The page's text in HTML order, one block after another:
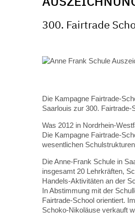
300. Fairtrade
Die Kampagne Fairtrade-
Saarlouis zur 300.
Was 2012 in Nordrhein-
Die Kampagne Fairtrade-
wesentlichen
Die Anne-Frank Schule in
insgesamt 20 Lehrkräften,
Handels-Aktivitäten an der
In Abstimmung mit der
Fairtrade-School orientiert.
Schoko-Nikoläuse verkauft